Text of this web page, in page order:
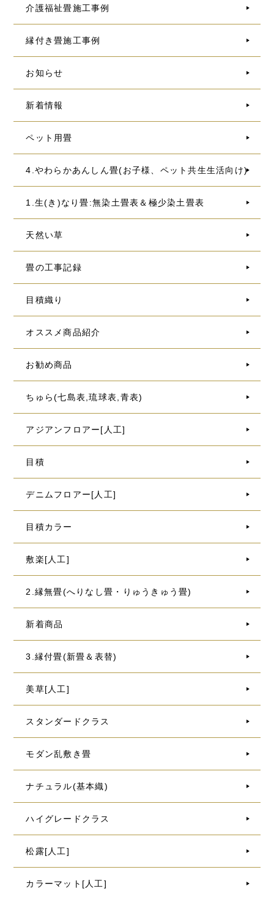
介護福祉畳施工事例
縁付き畳施工事例
お知らせ
新着情報
ペット用畳
4.やわらかあんしん畳(お子様、ペット共生生活向け)
1.生(き)なり畳:無染土畳表＆極少染土畳表
天然い草
畳の工事記録
目積織り
オススメ商品紹介
お勧め商品
ちゅら(七島表,琉球表,青表)
アジアンフロアー[人工]
目積
デニムフロアー[人工]
目積カラー
敷楽[人工]
2.縁無畳(へりなし畳・りゅうきゅう畳)
新着商品
3.縁付畳(新畳＆表替)
美草[人工]
スタンダードクラス
モダン乱敷き畳
ナチュラル(基本織)
ハイグレードクラス
松露[人工]
カラーマット[人工]